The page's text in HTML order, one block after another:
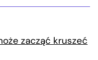
zacząć kruszeć